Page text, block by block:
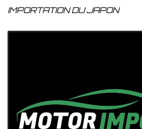
IMPORTATION DU JAPON